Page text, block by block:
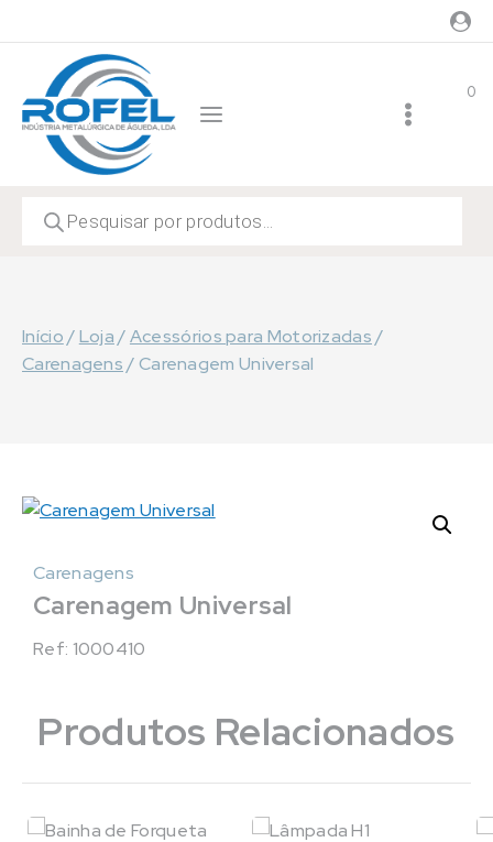
to
content
0
search
Início/Loja /Acessórios para Motorizadas /
Carenagens /Carenagem Universal
Carenagens
Carenagem Universal
Ref: 1000410
Produtos Relacionados